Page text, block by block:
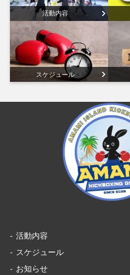
活動内容
スケジュール
活動内容
スケジュール
お知らせ